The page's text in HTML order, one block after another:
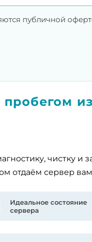
публичной
чистку
отдаём сервер
Идеальное состояние
сервера